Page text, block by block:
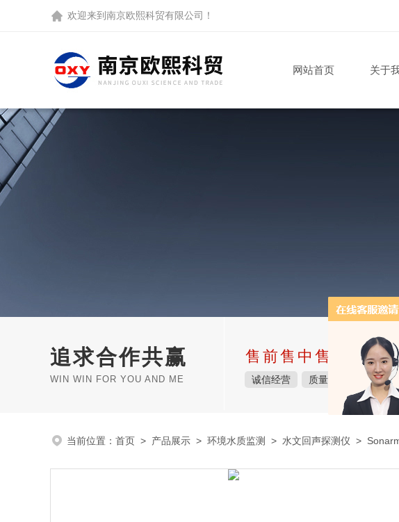
欢迎来到 南京欧熙科贸有限公司 ！
网站首页 关于
追求合作共赢
WIN WIN FOR YOU AND ME
售前售中售后完整
诚信经营 质量保障 价格合理
当前位置： 首页 > 产品展示 > 环境水质监测 > 水文回声探测仪 >